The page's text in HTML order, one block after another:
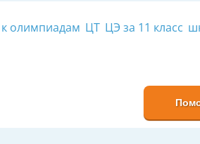
к олимпиадам ЦТ ЦЭ за 11 класс